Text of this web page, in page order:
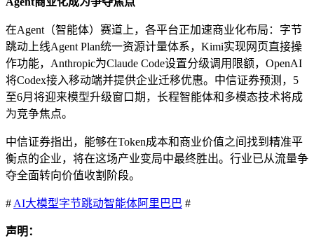
在Agent（智能体）赛道上，各平台正加速商业化布局：字节
跳动上线Agent Plan统一资源计量体系，Kimi实现网页直接操
作功能，Anthropic为Claude Code设置分级调用限额，OpenAI
将Codex接入移动端并提供企业迁移优惠。中信证券预测，5
至6月将迎来模型升级窗口期，长程智能体和多模态技术将成
为竞争焦点。
中信证券指出，能够在Token成本和商业价值之间找到精准平
衡点的企业，将在这场产业变局中最终胜出。行业已从流量争
夺全面转向价值收割阶段。
# AI大模型字节跳动智能体阿里巴巴 #
声明：